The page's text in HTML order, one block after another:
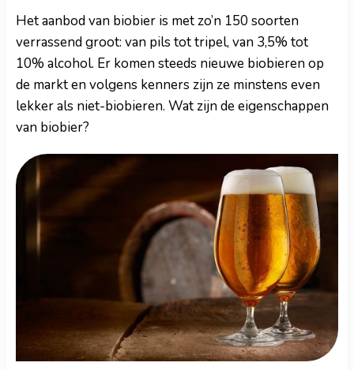
Het aanbod van biobier is met zo’n 150 soorten
verrassend groot: van pils tot tripel, van 3,5% tot
10% alcohol. Er komen steeds nieuwe biobieren op
de markt en volgens kenners zijn ze minstens even
lekker als niet-biobieren. Wat zijn de eigenschappen
van biobier?